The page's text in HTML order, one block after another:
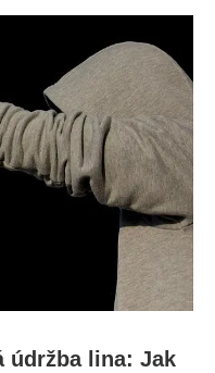
údržba lina: Jak